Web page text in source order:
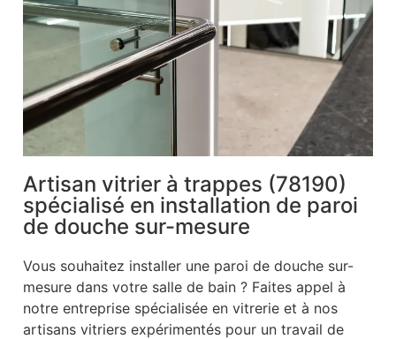
Artisan vitrier à trappes (78190)
spécialisé en installation de paroi
de douche sur-mesure
Vous souhaitez installer une paroi de douche sur-
mesure dans votre salle de bain ? Faites appel à
notre entreprise spécialisée en vitrerie et à nos
artisans vitriers expérimentés pour un travail de